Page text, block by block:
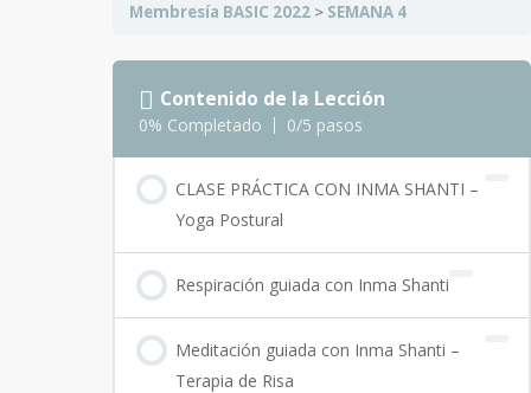
Membresía BASIC 2022 SEMANA 4
Contenido de la Lección
0% Completado 0/5 pasos
CLASE PRÁCTICA CON INMA SHANTI –
Yoga Postural
Respiración guiada con Inma Shanti
Meditación guiada con Inma Shanti –
Terapia de Risa